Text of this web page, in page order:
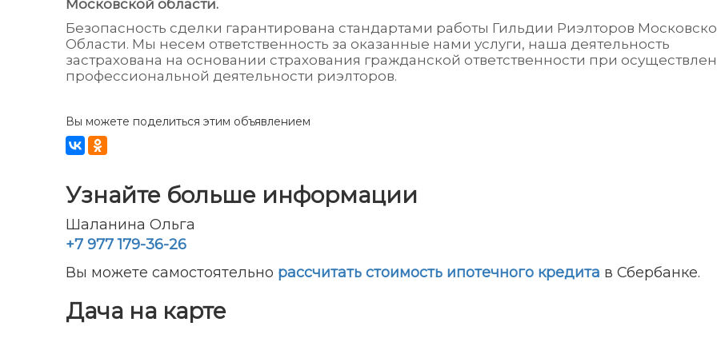
Московской области.
Безопасность сделки гарантирована стандартами работы Гильдии Риэлторов
Области. Мы несем ответственность за оказанные нами услуги, наша деятельность
застрахована на основании страхования гражданской ответственности при
профессиональной деятельности риэлторов.
Вы можете поделиться этим объявлением
Узнайте больше информации
Шаланина Ольга
+7 977 179-36-26
Вы можете самостоятельно рассчитать стоимость ипотечного кредита в Сбербанке.
Дача на карте